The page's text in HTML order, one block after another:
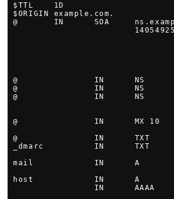
$TTL    1D
$ORIGIN example.com.
@       IN      SOA
@               IN      NS
@               IN      NS
@               IN      NS
@               IN      MX 10
@               IN      TXT
_dmarc          IN      TXT
mail            IN      A
host            IN      A
IN      AAAA